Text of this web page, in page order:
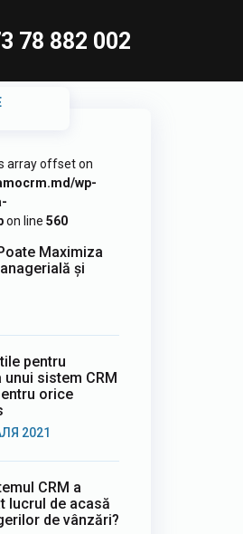
78 882 002
array offset on
wp-
on line 560
Maximiza
și
pentru
unui sistem CRM
orice
2021
CRM a
lucrul de acasă
de vânzări?